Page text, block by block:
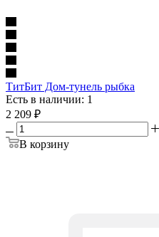
ТитБит Дом-тунель рыбка
Есть в наличии: 1
2 209 ₽
В корзину